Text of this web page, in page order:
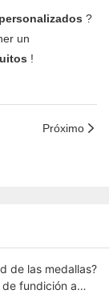
?
un
!
Próximo
de las medallas?
fundición a